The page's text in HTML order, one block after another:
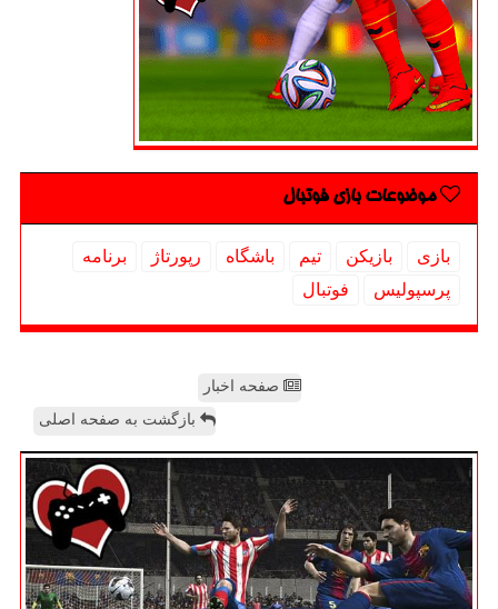
موضوعات بازی فوتبال
بازی بازیكن تیم باشگاه رپورتاژ
برنامه
پرسپولیس
فوتبال
صفحه اخبار
بازگشت به صفحه اصلی